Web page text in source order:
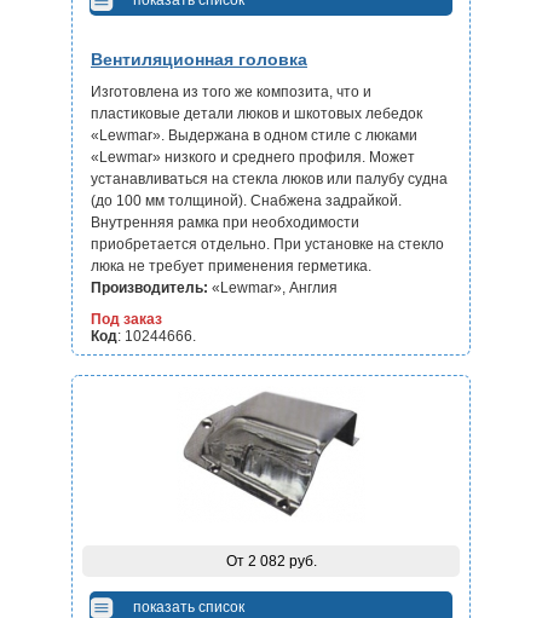
Вентиляционная головка
Изготовлена из того же композита, что и
пластиковые детали люков и шкотовых лебедок
«Lewmar». Выдержана в одном стиле с люками
«Lewmar» низкого и среднего профиля. Может
устанавливаться на стекла люков или палубу судна
(до 100 мм толщиной). Снабжена задрайкой.
Внутренняя рамка при необходимости
приобретается отдельно. При установке на стекло
люка не требует применения герметика.
Производитель: «Lewmar», Англия
Под заказ
Код: 10244666.
От 2 082 руб.
показать список